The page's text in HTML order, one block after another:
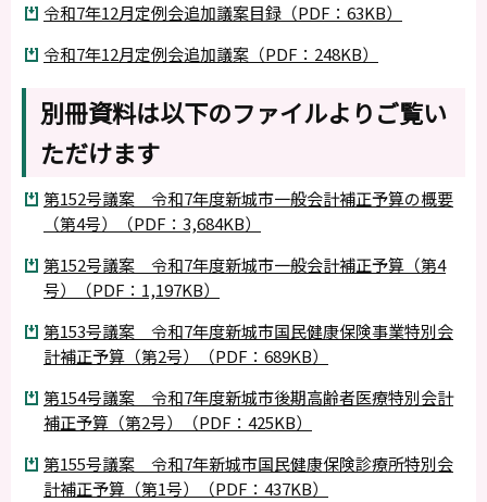
令和7年12月定例会追加議案目録（PDF：63KB）
令和7年12月定例会追加議案（PDF：248KB）
別冊資料は以下のファイルよりご覧い
ただけます
第152号議案 令和7年度新城市一般会計補正予算の概要
（第4号）（PDF：3,684KB）
第152号議案 令和7年度新城市一般会計補正予算（第4
号）（PDF：1,197KB）
第153号議案 令和7年度新城市国民健康保険事業特別会
計補正予算（第2号）（PDF：689KB）
第154号議案 令和7年度新城市後期高齢者医療特別会計
補正予算（第2号）（PDF：425KB）
第155号議案 令和7年新城市国民健康保険診療所特別会
計補正予算（第1号）（PDF：437KB）